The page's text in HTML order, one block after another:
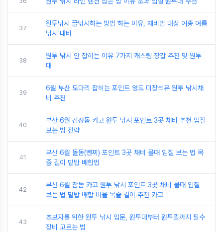
37
원투낚시 끌낚시하는 방법 하는 이유, 채비법 대상 어종 여름
낚시 대비
38
원투 낚시 안 잡히는 이유 7가지 캐스팅 장갑 추천 및 원투
대
39
6월 부산 도다리 잡히는 포인트 영도 미창석유 원투 낚시채
비 추천
40
부산 6월 감성돔 카고 원투 낚시 포인트 3곳 채비 추천 입질
보는 법 전략
41
부산 6월 돌돔(뻰찌) 포인트 3곳 채비 물때 입질 보는 법 목
줄 길이 밑밥 배합법
42
부산 6월 참돔 카고 원투 낚시 포인트 3곳 채비 물때 입질
보는 법 밑밥 배합 비율 목줄 길이 추천 카고
43
초보자를 위한 원투 낚시 입문, 원투대부터 원투릴까지 필수
장비 고르는 법